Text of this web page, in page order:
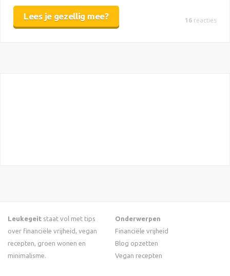
Lees je gezellig mee? 16 reacties
Leukegeit staat vol met tips
over financiële vrijheid, vegan
recepten, groen wonen en
minimalisme.
Onderwerpen
Financiële vrijheid
Blog opzetten
Vegan recepten